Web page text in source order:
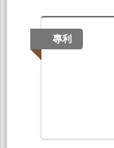
專利